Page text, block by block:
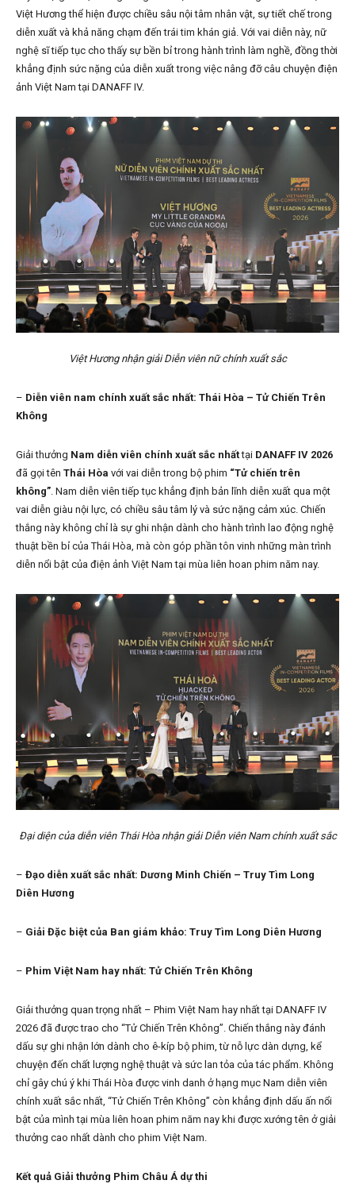
Việt Hương thể hiện được chiều sâu nội tâm nhân vật, sự tiết chế trong
diễn xuất và khả năng chạm đến trái tim khán giả. Với vai diễn này, nữ
nghệ sĩ tiếp tục cho thấy sự bền bỉ trong hành trình làm nghề, đồng thời
khẳng định sức nặng của diễn xuất trong việc nâng đỡ câu chuyện điện
ảnh Việt Nam tại DANAFF IV.
Việt Hương nhận giải Diễn viên nữ chính xuất sắc
– Diễn viên nam chính xuất sắc nhất: Thái Hòa – Tử Chiến Trên
Không
Giải thưởng Nam diễn viên chính xuất sắc nhấttại DANAFF IV 2026
đã gọi tên Thái Hòa với vai diễn trong bộ phim “Tử chiến trên
không”. Nam diễn viên tiếp tục khẳng định bản lĩnh diễn xuất qua một
vai diễn giàu nội lực, có chiều sâu tâm lý và sức nặng cảm xúc. Chiến
thắng này không chỉ là sự ghi nhận dành cho hành trình lao động nghệ
thuật bền bỉ của Thái Hòa, mà còn góp phần tôn vinh những màn trình
diễn nổi bật của điện ảnh Việt Nam tại mùa liên hoan phim năm nay.
Đại diện của diễn viên Thái Hòa nhận giải Diễn viên Nam chính xuất sắc
– Đạo diễn xuất sắc nhất: Dương Minh Chiến – Truy Tìm Long
Diên Hương
– Giải Đặc biệt của Ban giám khảo: Truy Tìm Long Diên Hương
– Phim Việt Nam hay nhất: Tử Chiến Trên Không
Giải thưởng quan trọng nhất – Phim Việt Nam hay nhất tại DANAFF IV
2026 đã được trao cho “Tử Chiến Trên Không”. Chiến thắng này đánh
dấu sự ghi nhận lớn dành cho ê-kíp bộ phim, từ nỗ lực dàn dựng, kể
chuyện đến chất lượng nghệ thuật và sức lan tỏa của tác phẩm. Không
chỉ gây chú ý khi Thái Hòa được vinh danh ở hạng mục Nam diễn viên
chính xuất sắc nhất, “Tử Chiến Trên Không” còn khẳng định dấu ấn nổi
bật của mình tại mùa liên hoan phim năm nay khi được xướng tên ở giải
thưởng cao nhất dành cho phim Việt Nam.
Kết quả Giải thưởng Phim Châu Á dự thi